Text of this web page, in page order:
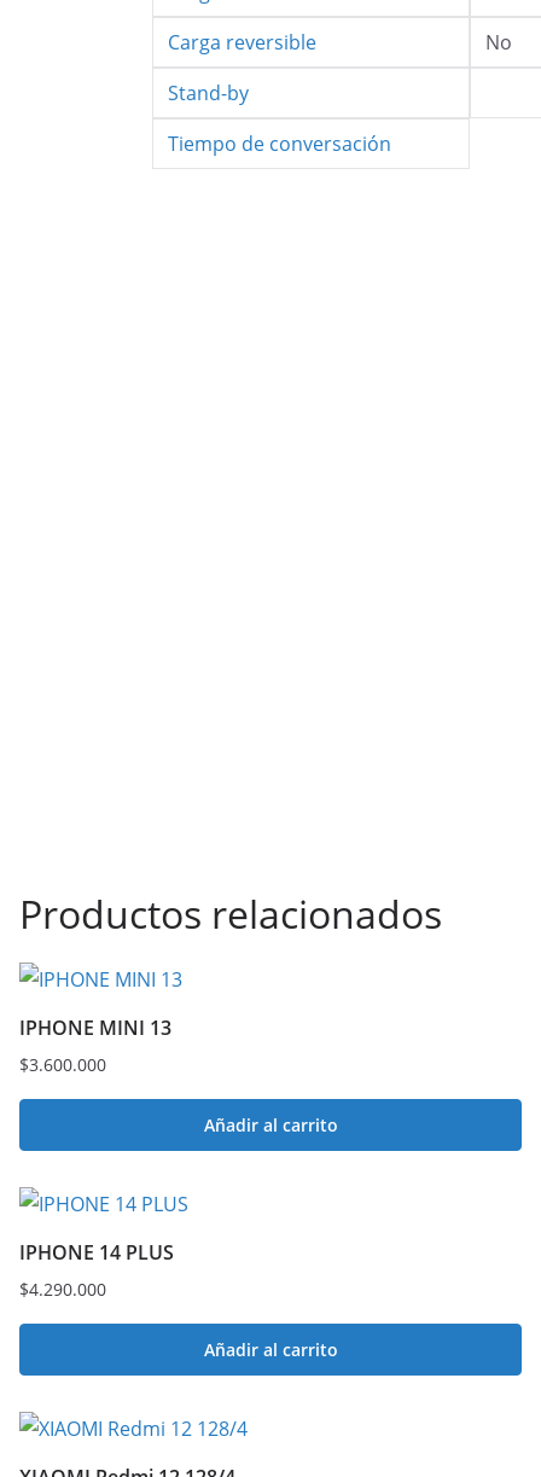
Carga reversible
No
Stand-by
Tiempo de conversación
Productos relacionados
IPHONE MINI 13
$3.600.000
Añadir al carrito
IPHONE 14 PLUS
$4.290.000
Añadir al carrito